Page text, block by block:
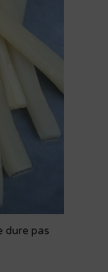
dure pas